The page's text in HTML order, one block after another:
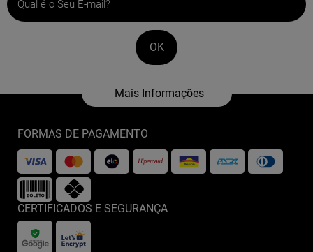
OK
FORMAS DE PAGAMENTO
CERTIFICADOS E SEGURANÇA